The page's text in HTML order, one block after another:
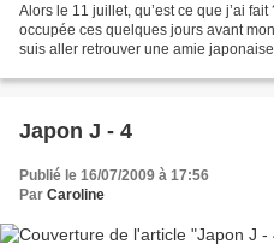
Alors le 11 juillet, qu’est ce que j’ai
occupée ces quelques jours avant
suis aller retrouver une amie
Japon J - 4
Publié le 16/07/2009 à 17:56
Par Caroline